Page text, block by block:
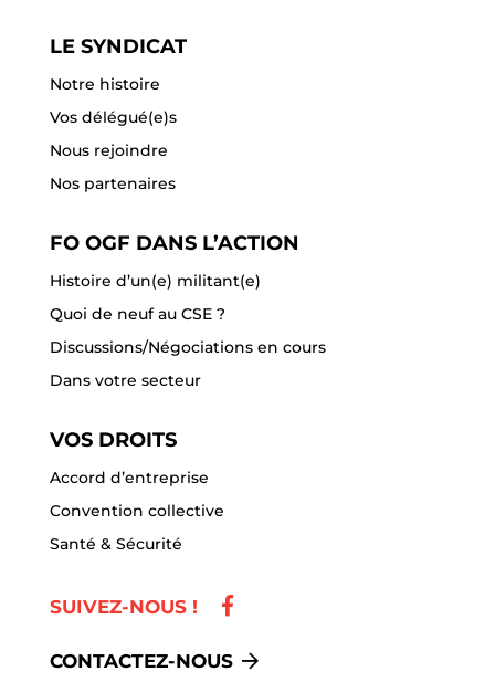
LE SYNDICAT
Notre histoire
Vos délégué(e)s
Nous rejoindre
Nos partenaires
FO OGF DANS L’ACTION
Histoire d’un(e) militant(e)
Quoi de neuf au CSE ?
Discussions/Négociations en cours
Dans votre secteur
VOS DROITS
Accord d’entreprise
Convention collective
Santé & Sécurité
SUIVEZ-NOUS !
CONTACTEZ-NOUS